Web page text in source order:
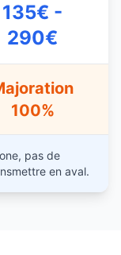
135€ -
290€
100%
pas de
en aval.